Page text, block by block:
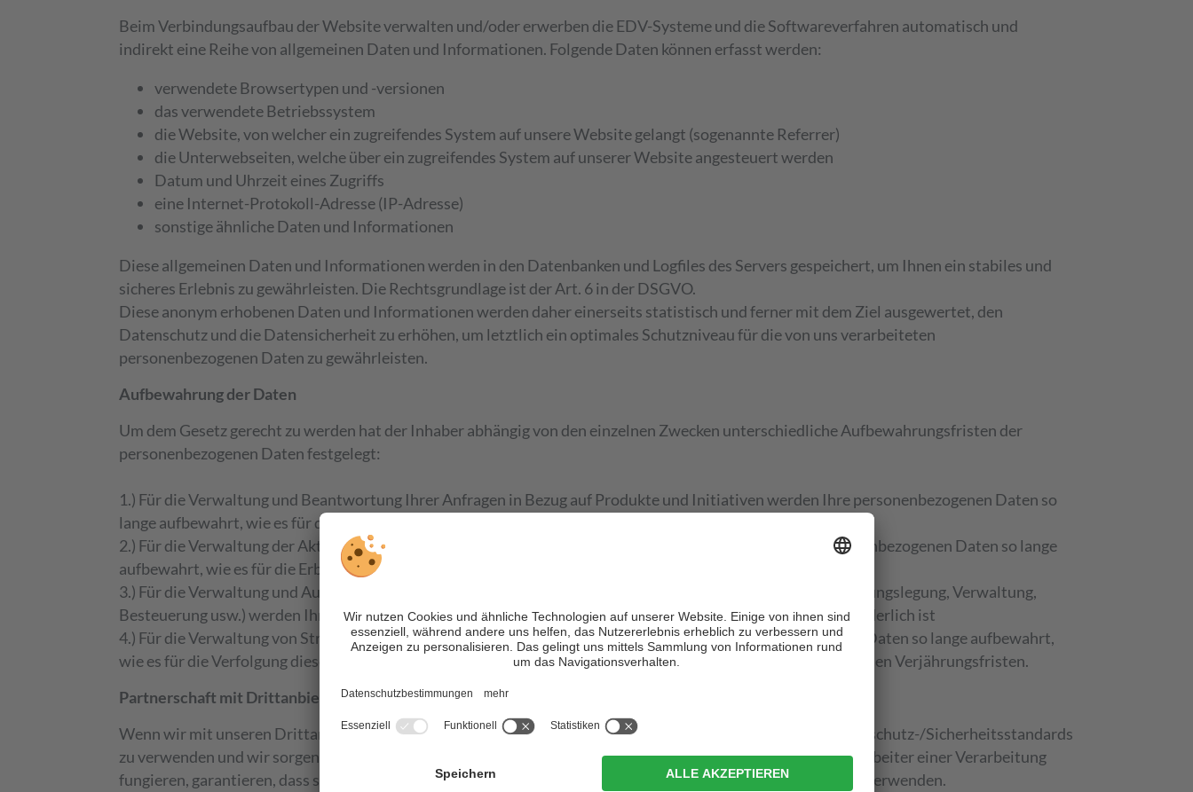
Beim Verbindungsaufbau der Website verwalten und/oder erwerben die EDV-Systeme und die Softwareverfahren automatisch und
indirekt eine Reihe von allgemeinen Daten und Informationen. Folgende Daten können erfasst werden:
verwendete Browsertypen und -versionen
das verwendete Betriebssystem
die Website, von welcher ein zugreifendes System auf unsere Website gelangt (sogenannte Referrer)
die Unterwebseiten, welche über ein zugreifendes System auf unserer Website angesteuert werden
Datum und Uhrzeit eines Zugriffs
eine Internet-Protokoll-Adresse (IP-Adresse)
sonstige ähnliche Daten und Informationen
Diese allgemeinen Daten und Informationen werden in den Datenbanken und Logfiles des Servers gespeichert, um Ihnen ein stabiles und
sicheres Erlebnis zu gewährleisten. Die Rechtsgrundlage ist der Art. 6 in der DSGVO.
Diese anonym erhobenen Daten und Informationen werden daher einerseits statistisch und ferner mit dem Ziel ausgewertet, den
Datenschutz und die Datensicherheit zu erhöhen, um letztlich ein optimales Schutzniveau für die von uns verarbeiteten
personenbezogenen Daten zu gewährleisten.
Aufbewahrung der Daten
Um dem Gesetz gerecht zu werden hat der Inhaber abhängig von den einzelnen Zwecken unterschiedliche Aufbewahrungsfristen der
personenbezogenen Daten festgelegt:
1.) Für die Verwaltung und Beantwortung Ihrer Anfragen in Bezug auf Produkte und Initiativen werden Ihre personenbezogenen Daten so
lange aufbewahrt, wie es für die Bearbeitung Ihres Antrags erforderlich ist.
2.) Für die Verwaltung der Aktivitäten im Zusammenhang mit Ihrer Nutzung der Website werden Ihre personenbezogenen Daten so lange
aufbewahrt, wie es für die Erbringung der von Ihnen beantragten Dienstleistung erforderlich ist
3.) Für die Verwaltung und Ausübung der gesetzlich vorgesehenen Leistungserbringungen (in Bezug auf Rechnungslegung, Verwaltung,
Besteuerung usw.) werden Ihre personenbezogenen Daten so lange aufbewahrt, wie es für diesen Zweck erforderlich ist
4.) Für die Verwaltung von Streitigkeiten und etwaigen Rechtsstreitigkeiten werden Ihre personenbezogenen Daten so lange aufbewahrt,
wie es für die Verfolgung dieser Zwecke unbedingt erforderlich ist, und in jedem Fall nicht länger als die geltenden Verjährungsfristen.
Partnerschaft mit Drittanbietern
Wenn wir mit unseren Drittanbietern zusammenarbeiten, sind diese vertraglich verpflichtet, dieselben Datenschutz-/Sicherheitsstandards
zu verwenden und wir sorgen dafür, dass diese eingehalten werden. Solche Drittparteien, die als Auftragsverarbeiter einer Verarbeitung
fungieren, garantieren, dass sie die von uns erhaltenen Daten nicht speichern und sie nicht für andere Zwecke verwenden.